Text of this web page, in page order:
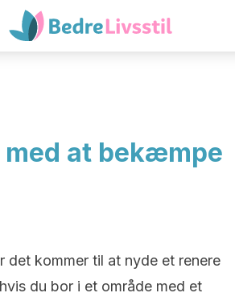
at bekæmpe
det kommer til at nyde et renere
du bor i et område med et